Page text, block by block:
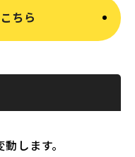
ちら
します。